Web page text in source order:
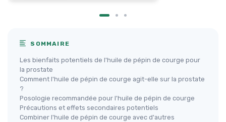
SOMMAIRE
Les bienfaits potentiels de l'huile de pépin de courge pour
la prostate
Comment l'huile de pépin de courge agit-elle sur la prostate
?
Posologie recommandée pour l'huile de pépin de courge
Précautions et effets secondaires potentiels
Combiner l'huile de pépin de courge avec d'autres